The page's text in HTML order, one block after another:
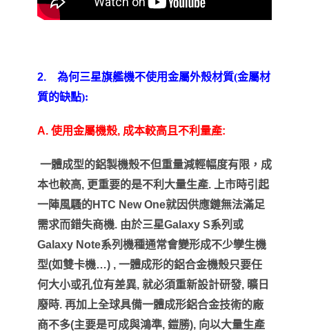
2.
為何三星旗艦機不使用金屬外殼材質(金屬材
質的缺點):
A. 使用金屬機殼, 成本較高且不利量產:
一體成型的鋁製機殼不但重量減輕幅度有限，成
本也較高, 更重要的是不利大量生產.
上市時引起
一陣風騷的HTC New One就因供應鏈無法滿足
需求而錯失商機. 由於三星Galaxy S系列或
Galaxy Note系列機種通常會變形成不少孿生機
型(如雙卡機…) , 一體成形的鋁合金機殼只要任
何大小或孔位有差異, 就必須重新設計研發, 曠日
廢時. 再加上全球具備一體成形鋁合金技術的廠
商不多(主要是可成與鴻準, 鎧勝), 向以大量生產